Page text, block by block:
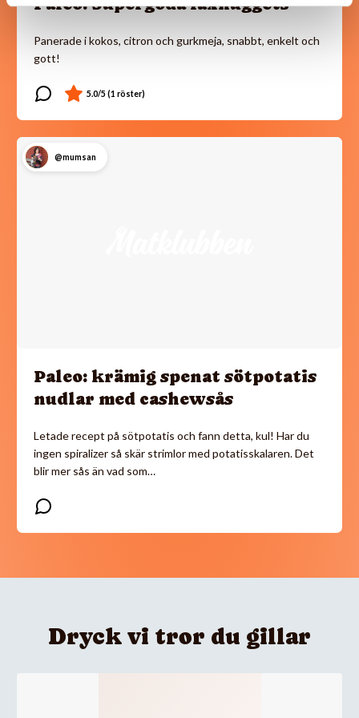
Paleo: Supergoda laxnuggets
Panerade i kokos, citron och gurkmeja, snabbt, enkelt och
gott!
@mumsan
Paleo: krämig spenat sötpotatis
nudlar med cashewsås
Letade recept på sötpotatis och fann detta, kul! Har du
ingen spiralizer så skär strimlor med potatisskalaren. Det
blir mer sås än vad som…
Dryck vi tror du gillar